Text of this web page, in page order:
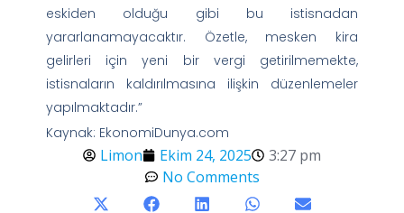
eskiden olduğu gibi bu istisnadan
yararlanamayacaktır. Özetle, mesken kira
gelirleri için yeni bir vergi getirilmemekte,
istisnaların kaldırılmasına ilişkin düzenlemeler
yapılmaktadır.”
Kaynak: EkonomiDunya.com
Limon Ekim 24, 2025
3:27 pm
No Comments